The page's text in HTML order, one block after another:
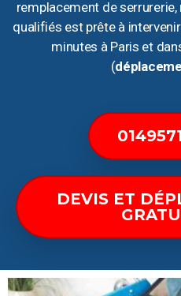
remplacement de
qualifiés est prête à
minutes à Paris et
(
DEVIS ET